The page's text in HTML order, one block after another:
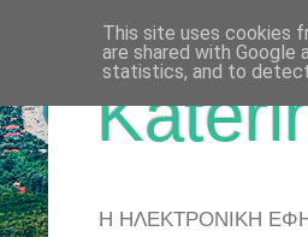
Η ΗΛΕΚΤΡΟΝΙΚΗ
This site uses cookies
are shared with
statistics, and to detect